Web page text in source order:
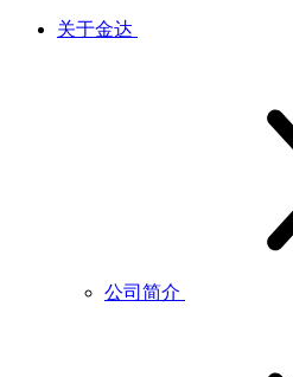
关于金达
公司简介